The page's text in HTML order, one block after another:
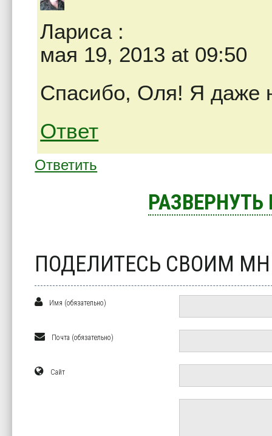
Лариса :
мая 19, 2013 at 09:50
Спасибо, Оля! Я даже
Ответ
Ответить
ПОДЕЛИТЕСЬ СВОИМ
Имя (обязательно)
Почта (обязательно)
Сайт